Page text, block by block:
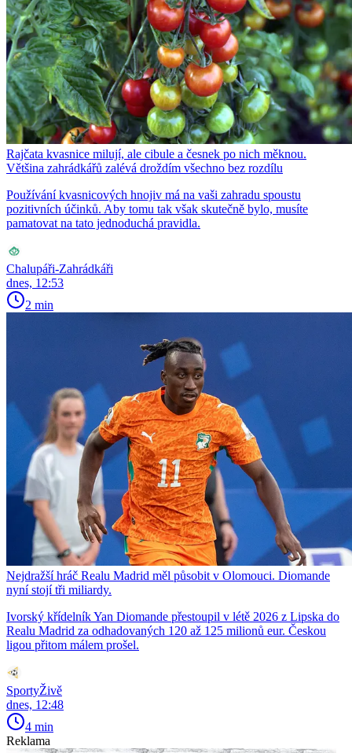
Rajčata kvasnice milují, ale cibule a česnek po nich měknou.
Většina zahrádkářů zalévá droždím všechno bez rozdílu
Používání kvasnicových hnojiv má na vaši zahradu spoustu
pozitivních účinků. Aby tomu tak však skutečně bylo, musíte
pamatovat na tato jednoduchá pravidla.
Chalupáři-Zahrádkáři
dnes, 12:53
2 min
Nejdražší hráč Realu Madrid měl působit v Olomouci. Diomande
nyní stojí tři miliardy.
Ivorský křídelník Yan Diomande přestoupil v létě 2026 z Lipska do
Realu Madrid za odhadovaných 120 až 125 milionů eur. Českou
ligou přitom málem prošel.
SportyŽivě
dnes, 12:48
4 min
Reklama